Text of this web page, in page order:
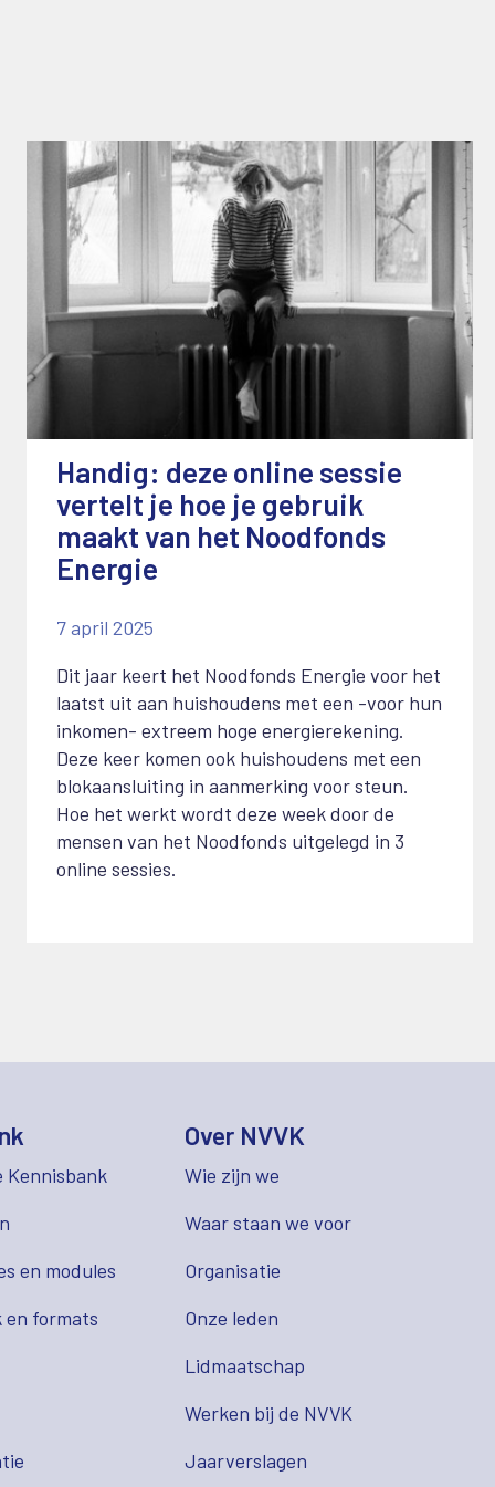
Handig: deze online sessie
vertelt je hoe je gebruik
maakt van het Noodfonds
Energie
7 april 2025
Dit jaar keert het Noodfonds Energie voor het
laatst uit aan huishoudens met een -voor hun
inkomen- extreem hoge energierekening.
Deze keer komen ook huishoudens met een
blokaansluiting in aanmerking voor steun.
Hoe het werkt wordt deze week door de
mensen van het Noodfonds uitgelegd in 3
online sessies.
Kennisbank
en modules
en formats
Over NVVK
Wie zijn we
Waar staan we voor
Organisatie
Onze leden
Lidmaatschap
Werken bij de NVVK
Jaarverslagen